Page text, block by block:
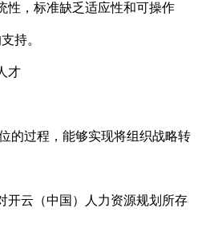
性，标准缺乏适应性和可操作
持。
才
的过程，能够实现将组织战略转
开云（中国）人力资源规划所存